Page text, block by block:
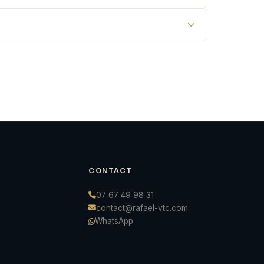
CONTACT
07 67 49 98 31
contact@rafael-vtc.com
WhatsApp